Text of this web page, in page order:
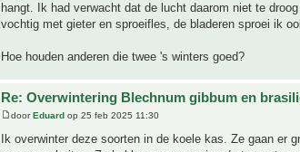
hangt. Ik had verwacht dat de lucht daarom niet te
vochtig met gieter en sproeifles, de bladeren sproei ik
Hoe houden anderen die twee 's winters goed?
Re: Overwintering Blechnum gibbum en
doorEduard op 25 feb 2025 11:30
Ik overwinter deze soorten in de koele kas. Ze gaan er